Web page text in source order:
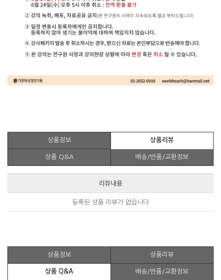
상품정보 상품리뷰
상품 Q&A 배송/반품/교환정보
리뷰내용
등록된 상품 리뷰가 없습니다
상품정보 상품리뷰
상품 Q&A 배송/반품/교환정보